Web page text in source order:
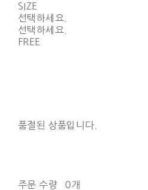
SIZE
선택하세요.
선택하세요.
FREE
품절된 상품입니다.
주문 수량
0개